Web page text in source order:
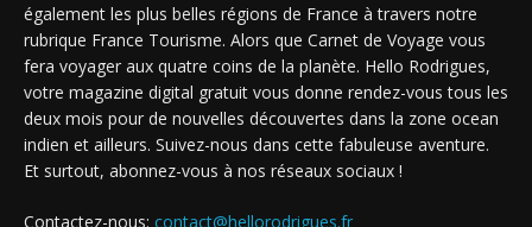
également les plus belles régions de France à travers notre
rubrique France Tourisme. Alors que Carnet de Voyage vous
fera voyager aux quatre coins de la planète. Hello Rodrigues,
votre magazine digital gratuit vous donne rendez-vous tous les
deux mois pour de nouvelles découvertes dans la zone ocean
indien et ailleurs. Suivez-nous dans cette fabuleuse aventure.
Et surtout, abonnez-vous à nos réseaux sociaux !
Contactez-nous: contact@hellorodrigues.fr